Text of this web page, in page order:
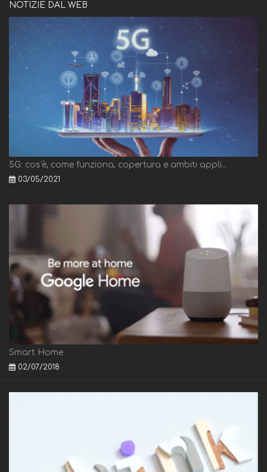
NOTIZIE DAL WEB
5G: cos'è, come funziona, copertura e ambiti appli...
03/05/2021
Smart Home
02/07/2018